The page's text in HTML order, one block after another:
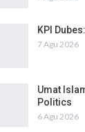
KPI
7 Agu 2026
Umat
Politics
6 Agu 2026